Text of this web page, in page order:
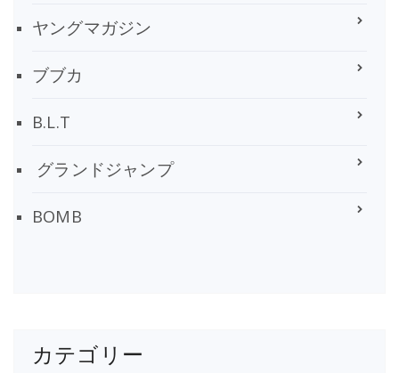
ヤングマガジン
ブブカ
B.L.T
グランドジャンプ
BOMB
カテゴリー